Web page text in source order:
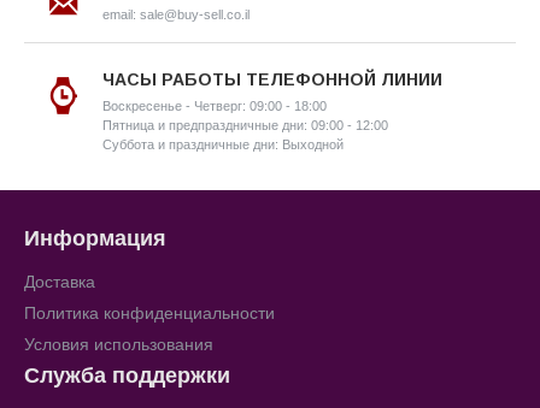
email: sale@buy-sell.co.il
ЧАСЫ РАБОТЫ ТЕЛЕФОННОЙ ЛИНИИ
Воскресенье - Четверг: 09:00 - 18:00
Пятница и предпраздничные дни: 09:00 - 12:00
Суббота и праздничные дни: Выходной
Информация
Доставка
Политика конфиденциальности
Условия использования
Служба поддержки